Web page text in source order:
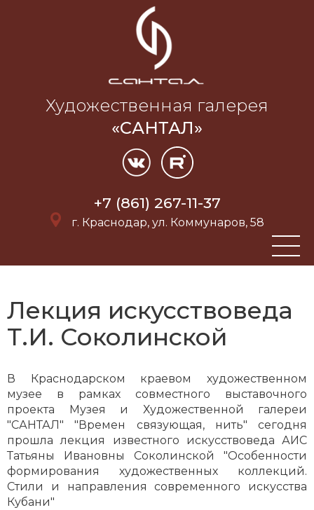
Художественная галерея
«САНТАЛ»
+7 (861) 267-11-37
г. Краснодар, ул. Коммунаров, 58
Лекция искусствоведа
Т.И. Соколинской
В Краснодарском краевом художественном
музее в рамках совместного выставочного
проекта Музея и Художественной галереи
"САНТАЛ" "Времен связующая, нить" сегодня
прошла лекция известного искусствоведа АИС
Татьяны Ивановны Соколинской "Особенности
формирования художественных коллекций.
Стили и направления современного искусства
Кубани"